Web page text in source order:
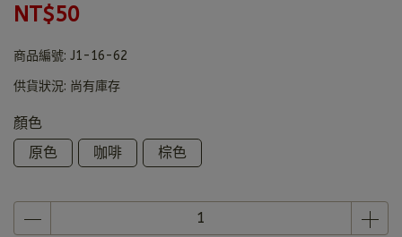
NT$50
商品編號: J1-16-62
供貨狀況: 尚有庫存
顏色
原色
咖啡 棕色